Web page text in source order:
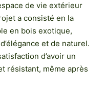
de vie extérieur
a consisté en la
en bois exotique,
et de naturel.
d’avoir un
résistant, même après